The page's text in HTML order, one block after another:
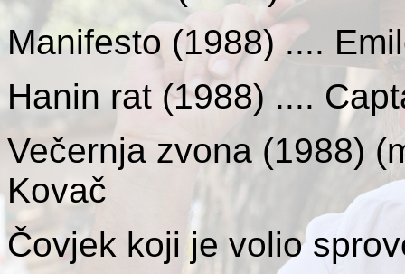
Manifesto (1988) ....
Hanin rat (1988) ....
Večernja zvona (1988)
Kovač
Čovjek koji je volio